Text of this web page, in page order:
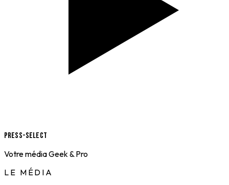
Press-Select
Votre média Geek & Pro
LE MÉDIA